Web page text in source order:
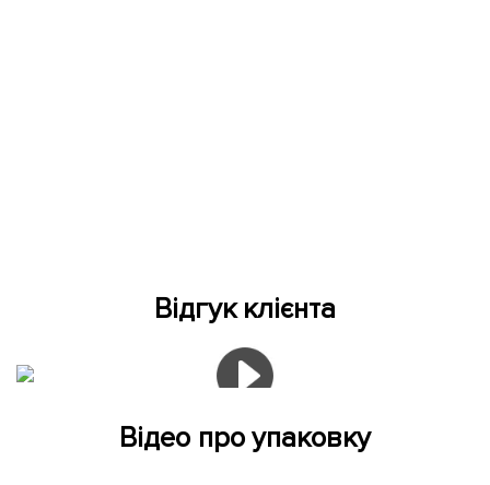
Відгук клієнта
Відео про упаковку